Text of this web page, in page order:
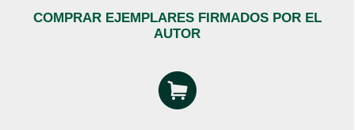
COMPRAR EJEMPLARES FIRMADOS POR EL
AUTOR